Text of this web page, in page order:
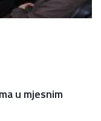
u mjesnim